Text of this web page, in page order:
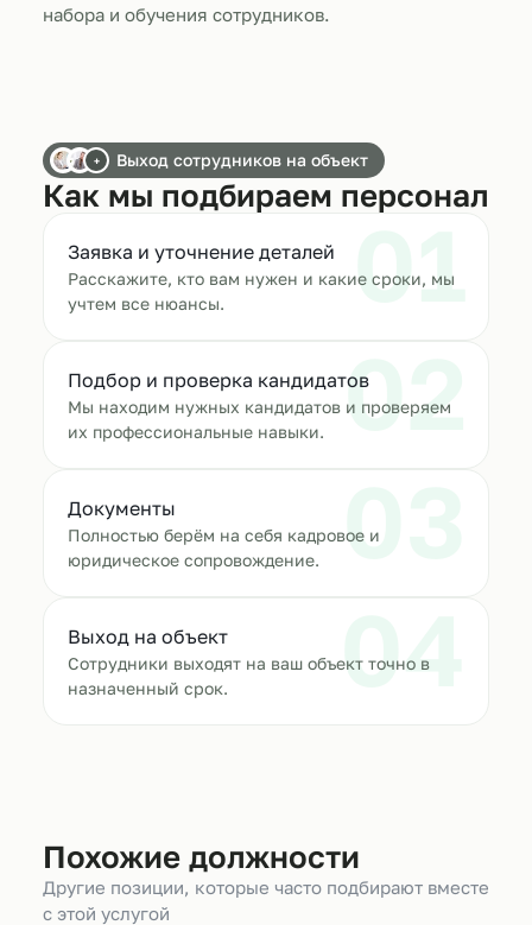
набора и обучения сотрудников.
+ Выход сотрудников на объект
Как мы подбираем персонал
01
Заявка и уточнение деталей
Расскажите, кто вам нужен и какие сроки, мы
учтем все нюансы.
02
Подбор и проверка кандидатов
Мы находим нужных кандидатов и проверяем
их профессиональные навыки.
03
Документы
Полностью берём на себя кадровое и
юридическое сопровождение.
04
Выход на объект
Сотрудники выходят на ваш объект точно в
назначенный срок.
Похожие должности
Другие позиции, которые часто подбирают вместе
с этой услугой